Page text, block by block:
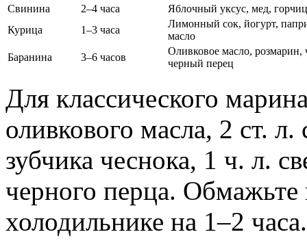
Свинина
2–4 часа
Яблочный уксус, мед,
Курица
1–3 часа
Лимонный сок, йогурт,
масло
Баранина
3–6 часов
Оливковое масло,
черный перец
Для классического
оливкового масла, 2 ст.
зубчика чеснока, 1 ч. л.
черного перца. Обмажьте
холодильнике на 1–2 часа.